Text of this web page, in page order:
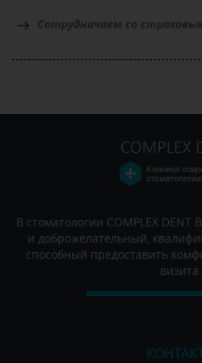
Сотрудничаем со
В стоматологии COMPLEX
и доброжелательный,
способный предоставить
визита.